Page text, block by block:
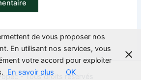
- Tous droits réservés
de vous proposer nos
En utilisant nos services, vous
votre accord pour exploiter
En savoir plus OK